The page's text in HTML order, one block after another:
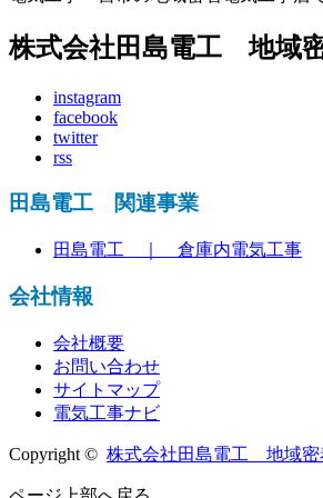
株式会社田島電工 地域
instagram
facebook
twitter
rss
田島電工 関連事業
田島電工 ｜ 倉庫内電気工事
会社情報
会社概要
お問い合わせ
サイトマップ
電気工事ナビ
Copyright © 株式会社田島電工 地域